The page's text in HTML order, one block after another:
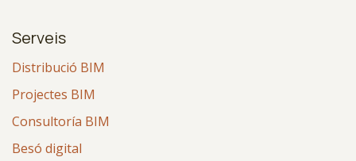
Serveis
Distribució BIM
Projectes BIM
Consultoría BIM
Besó digital